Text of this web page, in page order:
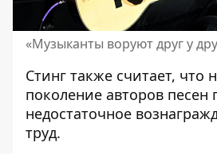
«Музыканты воруют друг у
Стинг также считает, что
поколение авторов песен
недостаточное
труд.